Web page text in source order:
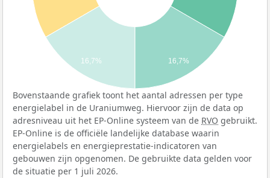
16,7% 16,7%
Bovenstaande grafiek toont het aantal adressen per type
energielabel in de Uraniumweg. Hiervoor zijn de data op
adresniveau uit het EP-Online systeem van de RVO gebruikt.
EP-Online is de officiële landelijke database waarin
energielabels en energieprestatie-indicatoren van
gebouwen zijn opgenomen. De gebruikte data gelden voor
de situatie per 1 juli 2026.